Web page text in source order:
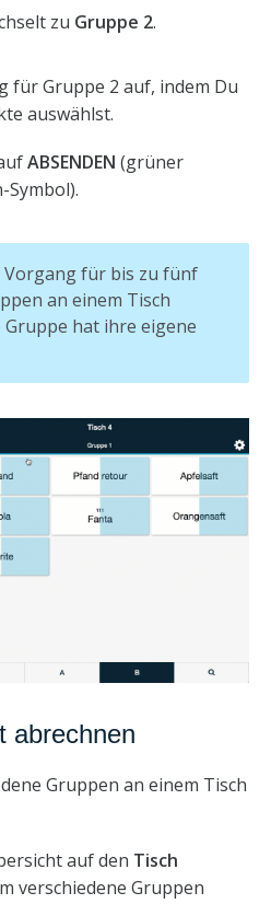
zu Gruppe 2.
für Gruppe 2 auf, indem Du
auswählst.
ABSENDEN (grüner
Vorgang für bis zu fünf
an einem Tisch
Gruppe hat ihre eigene
abrechnen
Gruppen an einem Tisch
auf den Tisch
verschiedene Gruppen